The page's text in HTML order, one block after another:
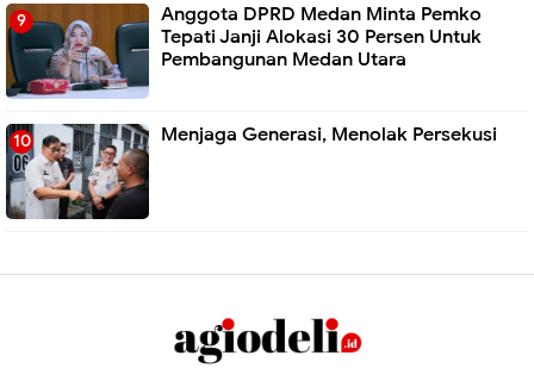
Anggota DPRD Medan Minta Pemko
Tepati Janji Alokasi 30 Persen Untuk
Pembangunan Medan Utara
Menjaga Generasi, Menolak Persekusi